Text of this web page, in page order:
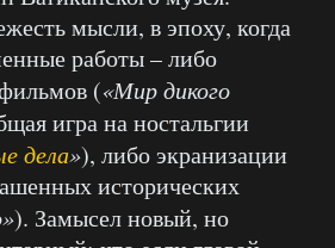
мысли, в эпоху, когда
работы – либо
(«Мир дикого
игра на ностальгии
дела»), либо экранизации
исторических
). Замысел новый, но